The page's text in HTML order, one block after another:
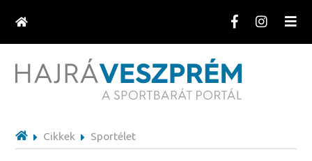
Cikkek Sportélet